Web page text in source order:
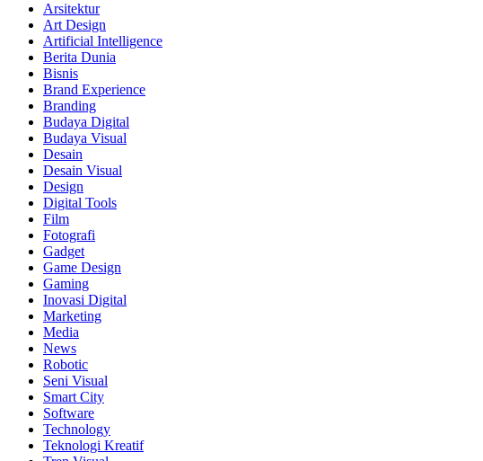
Arsitektur
Art Design
Artificial Intelligence
Berita Dunia
Bisnis
Brand Experience
Branding
Budaya Digital
Budaya Visual
Desain
Desain Visual
Design
Digital Tools
Film
Fotografi
Gadget
Game Design
Gaming
Inovasi Digital
Marketing
Media
News
Robotic
Seni Visual
Smart City
Software
Technology
Teknologi Kreatif